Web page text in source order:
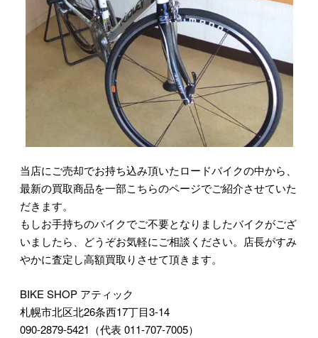
当店にご売却でお持ち込み頂いたロードバイクの中から、
最新の買取商品を一部こちらのページでご紹介させていた
だきます。
もしお手持ちのバイクでご不要となりましたバイクがござ
いましたら、どうぞお気軽にご相談ください。店長がすみ
やかに査定し高額買取りさせて頂きます。
BIKE SHOP アティック
札幌市北区北26条西17丁目3-14
090-2879-5421（代表 011-707-7005）